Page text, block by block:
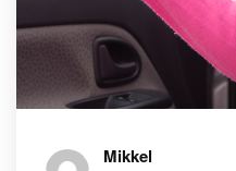
Mikkel